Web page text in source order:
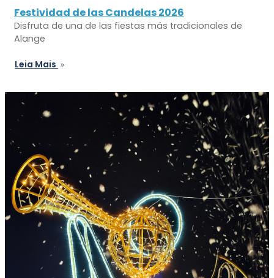
Festividad de las Candelas 2026
Disfruta de una de las fiestas más tradicionales de
Alange
Leia Mais